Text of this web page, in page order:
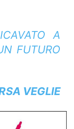
A
FUTURO
VEGLIE